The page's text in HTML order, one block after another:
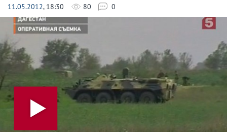
11.05.2012, 18:30 80 0